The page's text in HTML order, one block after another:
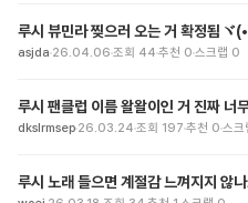
루시 뷰민라 찢으러 오는 거 확정됨ヾ
asjda 26.04.06 조회 44 추천 0 스크랩 0
루시 팬클럽 이름 왈왈이인 거 진짜 너
dkslrmsep 26.03.24 조회 197 추천 0 스크
루시 노래 들으면 계절감 느껴지지 않